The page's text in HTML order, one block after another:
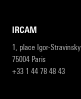
IRCAM
1, place Igor-Stravinsky
75004 Paris
+33 1 44 78 48 43